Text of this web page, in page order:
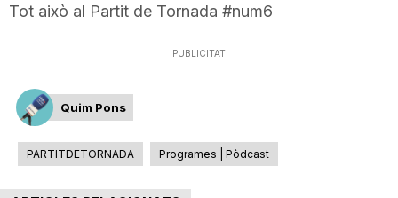
Tot això al Partit de Tornada #num6
PUBLICITAT
Quim Pons
PARTITDETORNADA Programes | Pòdcast